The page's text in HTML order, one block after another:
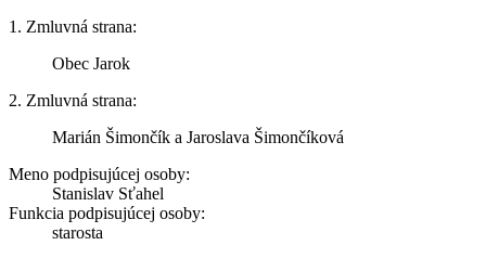
1. Zmluvná strana:
Obec Jarok
2. Zmluvná strana:
Marián Šimončík a Jaroslava Šimončíková
Meno podpisujúcej osoby:
Stanislav Sťahel
Funkcia podpisujúcej osoby:
starosta